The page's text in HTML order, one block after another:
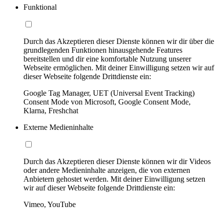
Funktional
Durch das Akzeptieren dieser Dienste können wir dir über die
grundlegenden Funktionen hinausgehende Features
bereitstellen und dir eine komfortable Nutzung unserer
Webseite ermöglichen. Mit deiner Einwilligung setzen wir auf
dieser Webseite folgende Drittdienste ein:
Google Tag Manager, UET (Universal Event Tracking)
Consent Mode von Microsoft, Google Consent Mode,
Klarna, Freshchat
Externe Medieninhalte
Durch das Akzeptieren dieser Dienste können wir dir Videos
oder andere Medieninhalte anzeigen, die von externen
Anbietern gehostet werden. Mit deiner Einwilligung setzen
wir auf dieser Webseite folgende Drittdienste ein:
Vimeo, YouTube